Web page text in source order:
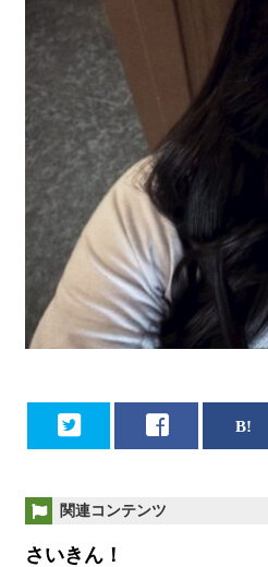
関連コンテンツ
さいきん！